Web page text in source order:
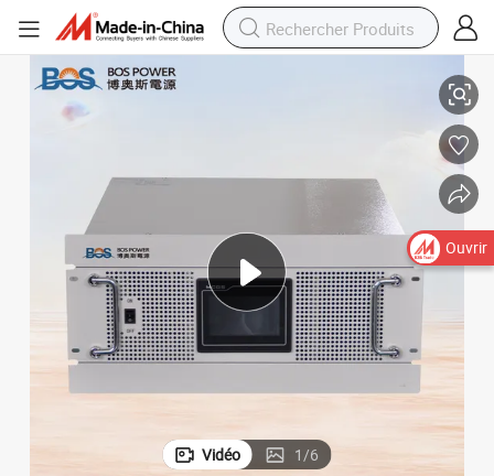
évolutifs
Convertisseur Dcdc à trois niveaux non isolé 240kw-2400kw Modules
Vidéo 1/6
Ouvrir